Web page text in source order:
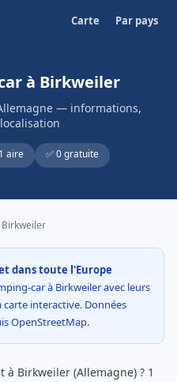
Carte Par pays
à Birkweiler
— informations,
aire ✅ 0 gratuite
Birkweiler
dans toute l'Europe
car à Birkweiler avec leurs
carte interactive. Données
OpenStreetMap.
Birkweiler (Allemagne) ? 1